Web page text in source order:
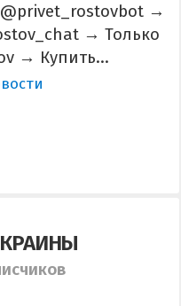
→
→ Только
→ Купить...